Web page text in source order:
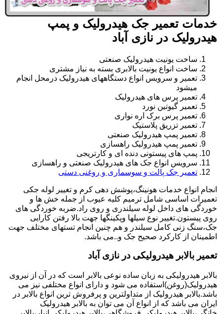
خدمات تعمیر جک هیدرولیک و پمپ
هیدرولیک در نازی آباد
ساخت یونیت هیدرولیک صنعتی
ساخت انواع یونیت بالابری بسته به نیاز مشتری
تعمیر و سرویس انواع دستگاههای هیدرولیک درمحل انجام
میشود
تعمیر پرس های هیدرولیک
تعمیر گیوتین نورد
تعمیر پرس برک اره نواری
تعمیر تزریق پلاستیک
تعمیر پمپ هیدرولیک صنعتی
تعمیر پمپ هیدرولیک راهسازی
پمپ های پیستونی دنده ای و کارتریجی
سرویس انواع جک های هیدرولیک صنعتی و راهسازی
تعمیر جک پالت و سوسماری و روغنی دستی
انجام انواع خدمات هونینگ،پوشش دهی کرم و تغییر لوله جکی
تعمیرات اساسی شامل ترمیم کلیه عیوب از جمله خش ها و
خوردگی های داخل لوله سیلندری و روی راد.ضربه خوردگی های
روی پیستون.تغییر نوع سیلها وپکینگها جهت بالا رفتن کارایی
جک،سنگ زنی کامل سیلندر و هم چنین انجام تستهای مختلف جهت
اطمینان از کارکرد صحیح جک و..می باشد.
تعمیر بالابر هیدرولیکی در نازی آباد
بالابر هیدرولیکی به زبان ساده نوعی بالابر است که در آن از نیروی
هیدرولیک(روغن)استفاده می شود و دارای انواع مختلفی نیز می
باشد.بالابر هیدرولیک از متداولترین و پرفروش ترین انواع بالابر در
ایران می باشد که از انواع آن می توان به بالابر هیدرولیک